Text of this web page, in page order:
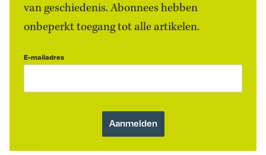
van geschiedenis. Abonnees hebben
onbeperkt toegang tot alle artikelen.
E-mailadres